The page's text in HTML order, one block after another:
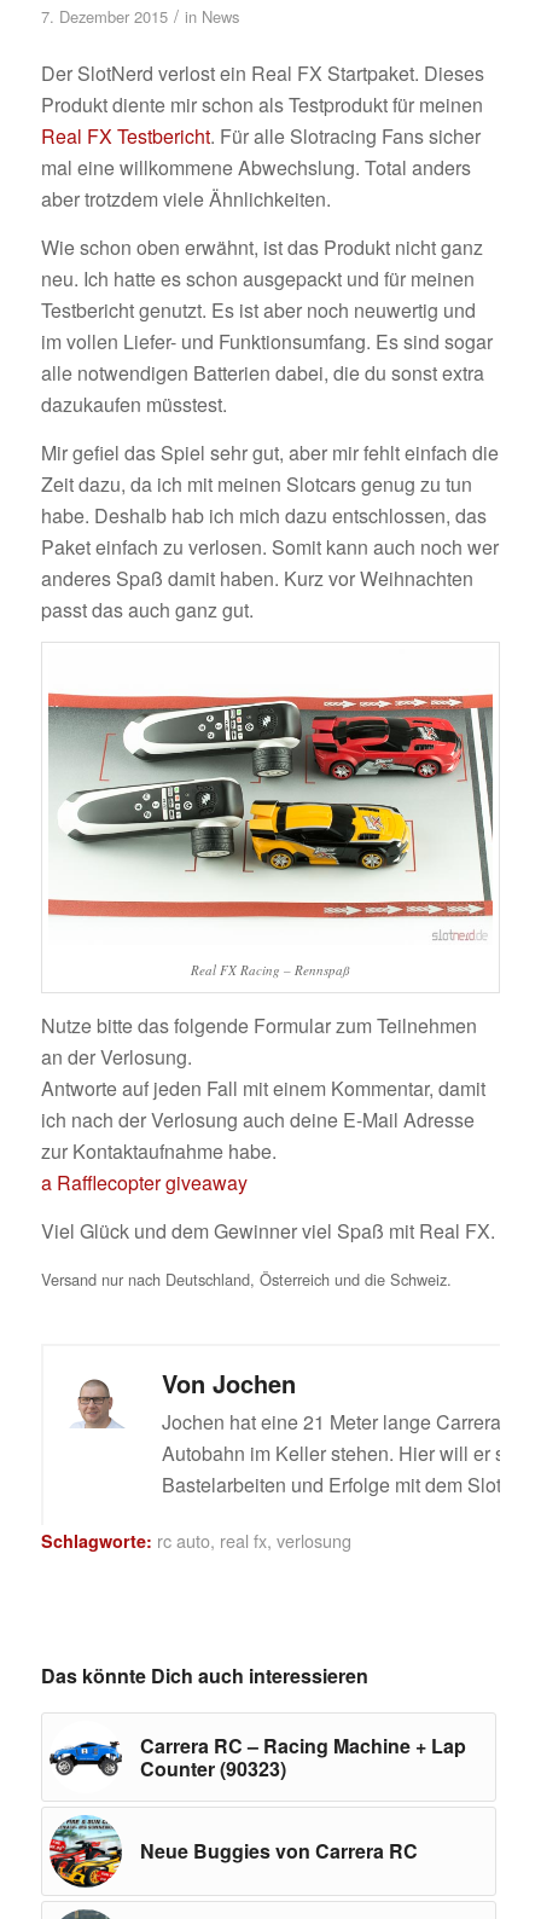
7. Dezember 2015 / in News
Der SlotNerd verlost ein Real FX Startpaket. Dieses
Produkt diente mir schon als Testprodukt für meinen
Real FX Testbericht. Für alle Slotracing Fans sicher
mal eine willkommene Abwechslung. Total anders
aber trotzdem viele Ähnlichkeiten.
Wie schon oben erwähnt, ist das Produkt nicht ganz
neu. Ich hatte es schon ausgepackt und für meinen
Testbericht genutzt. Es ist aber noch neuwertig und
im vollen Liefer- und Funktionsumfang. Es sind sogar
alle notwendigen Batterien dabei, die du sonst extra
dazukaufen müsstest.
Mir gefiel das Spiel sehr gut, aber mir fehlt einfach die
Zeit dazu, da ich mit meinen Slotcars genug zu tun
habe. Deshalb hab ich mich dazu entschlossen, das
Paket einfach zu verlosen. Somit kann auch noch wer
anderes Spaß damit haben. Kurz vor Weihnachten
passt das auch ganz gut.
Real FX Racing – Rennspaß
Nutze bitte das folgende Formular zum Teilnehmen
an der Verlosung.
Antworte auf jeden Fall mit einem Kommentar, damit
ich nach der Verlosung auch deine E-Mail Adresse
zur Kontaktaufnahme habe.
a Rafflecopter giveaway
Viel Glück und dem Gewinner viel Spaß mit Real FX.
Versand nur nach Deutschland, Österreich und die Schweiz.
Von Jochen
Jochen hat eine 21 Meter lange Carrera
Autobahn im Keller stehen. Hier will er
Bastelarbeiten und Erfolge mit dem Slotcar
Schlagworte: rc auto, real fx, verlosung
Das könnte Dich auch interessieren
Carrera RC – Racing Machine + Lap
Counter (90323)
Neue Buggies von Carrera RC